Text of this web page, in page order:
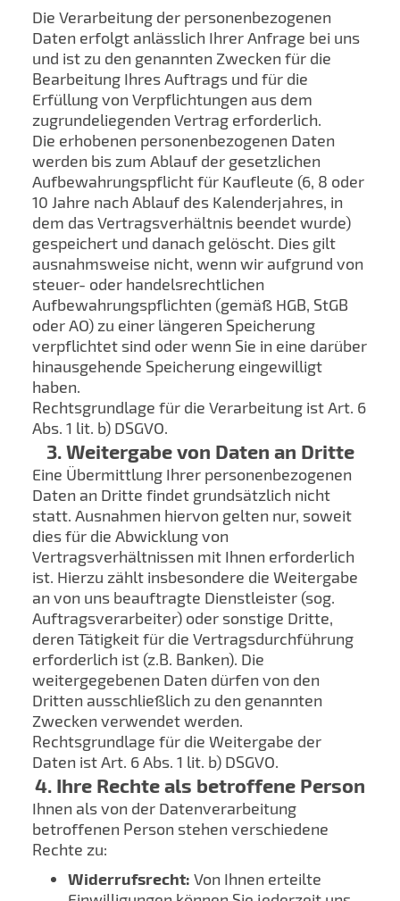
Die Verarbeitung der personenbezogenen
Daten erfolgt anlässlich Ihrer Anfrage bei uns
und ist zu den genannten Zwecken für die
Bearbeitung Ihres Auftrags und für die
Erfüllung von Verpflichtungen aus dem
zugrundeliegenden Vertrag erforderlich.
Die erhobenen personenbezogenen Daten
werden bis zum Ablauf der gesetzlichen
Aufbewahrungspflicht für Kaufleute (6, 8 oder
10 Jahre nach Ablauf des Kalenderjahres, in
dem das Vertragsverhältnis beendet wurde)
gespeichert und danach gelöscht. Dies gilt
ausnahmsweise nicht, wenn wir aufgrund von
steuer- oder handelsrechtlichen
Aufbewahrungspflichten (gemäß HGB, StGB
oder AO) zu einer längeren Speicherung
verpflichtet sind oder wenn Sie in eine darüber
hinausgehende Speicherung eingewilligt
haben.
Rechtsgrundlage für die Verarbeitung ist Art. 6
Abs. 1 lit. b) DSGVO.
3. Weitergabe von Daten an Dritte
Eine Übermittlung Ihrer personenbezogenen
Daten an Dritte findet grundsätzlich nicht
statt. Ausnahmen hiervon gelten nur, soweit
dies für die Abwicklung von
Vertragsverhältnissen mit Ihnen erforderlich
ist. Hierzu zählt insbesondere die Weitergabe
an von uns beauftragte Dienstleister (sog.
Auftragsverarbeiter) oder sonstige Dritte,
deren Tätigkeit für die Vertragsdurchführung
erforderlich ist (z.B. Banken). Die
weitergegebenen Daten dürfen von den
Dritten ausschließlich zu den genannten
Zwecken verwendet werden.
Rechtsgrundlage für die Weitergabe der
Daten ist Art. 6 Abs. 1 lit. b) DSGVO.
4. Ihre Rechte als betroffene Person
Ihnen als von der Datenverarbeitung
betroffenen Person stehen verschiedene
Rechte zu:
Widerrufsrecht: Von Ihnen erteilte